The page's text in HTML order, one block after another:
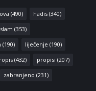
(490) hadis (340)
(353)
(190) liječenje (190)
(432) propisi (207)
zabranjeno (231)